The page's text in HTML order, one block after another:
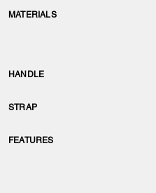
MATERIALS
HANDLE
STRAP
FEATURES